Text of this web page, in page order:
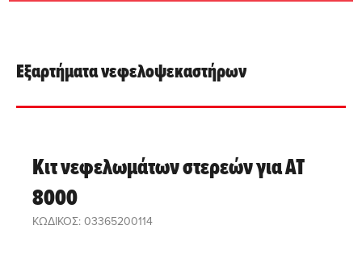
Εξαρτήματα νεφελοψεκαστήρων
Κιτ νεφελωμάτων στερεών για ΑΤ
8000
ΚΩΔΙΚΟΣ: 03365200114